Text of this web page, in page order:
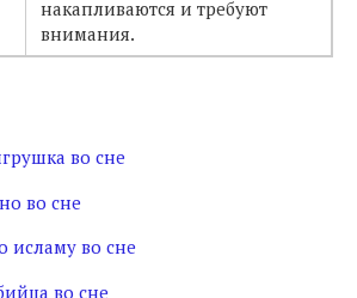
накапливаются и требуют
внимания.
во сне
во сне
исламу во сне
во сне